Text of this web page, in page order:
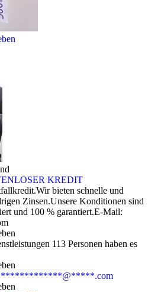
KREDIT
bieten schnelle und
Zinsen.Unsere Konditionen sind
und 100 % garantiert.E-Mail:
113 Personen haben es